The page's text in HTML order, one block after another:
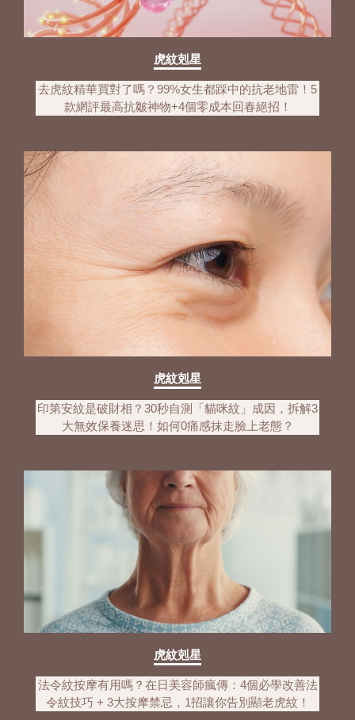
虎紋剋星
去虎紋精華買對了嗎？99%女生都踩中的抗老地雷！5
款網評最高抗皺神物+4個零成本回春絕招！
虎紋剋星
印第安紋是破財相？30秒自測「貓咪紋」成因，拆解3
大無效保養迷思！如何0痛感抹走臉上老態？
虎紋剋星
法令紋按摩有用嗎？在日美容師瘋傳：4個必學改善法
令紋技巧 + 3大按摩禁忌，1招讓你告別顯老虎紋！